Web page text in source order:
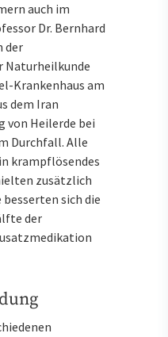
auch im
Dr. Bernhard
der
Naturheilkunde
Krankenhaus am
dem Iran
von Heilerde bei
Durchfall. Alle
krampflösendes
zusätzlich
sich die
der